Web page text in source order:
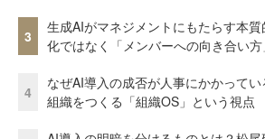
3
生成AIがマネジメントにもたらす本
化ではなく「メンバーへの向き合い方
4
なぜAI導入の成否が人事にかかって
組織をつくる「組織OS」という視点